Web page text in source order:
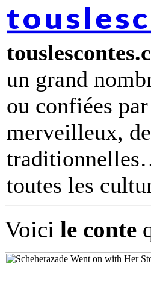
un grand
ou confiées
merveilleux,
toutes les
Voici le conte